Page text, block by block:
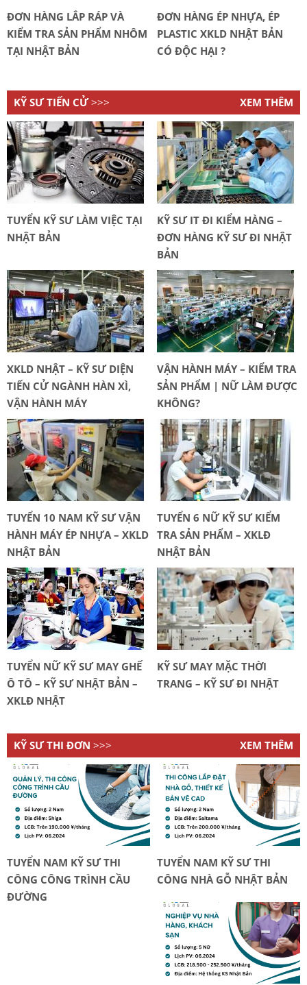
ĐƠN HÀNG LẮP RÁP VÀ
KIỂM TRA SẢN PHẨM NHÔM
TẠI NHẬT BẢN
ĐƠN HÀNG ÉP NHỰA, ÉP
PLASTIC XKLD NHẬT BẢN
CÓ ĐỘC HẠI ?
KỸ SƯ TIẾN CỬ>>> XEM THÊM
TUYỂN KỸ SƯ LÀM VIỆC TẠI
NHẬT BẢN
KỸ SƯ IT ĐI KIỂM HÀNG –
ĐƠN HÀNG KỸ SƯ ĐI NHẬT
BẢN
XKLD NHẬT – KỸ SƯ DIỆN
TIẾN CỬ NGÀNH HÀN XÌ,
VẬN HÀNH MÁY
VẬN HÀNH MÁY – KIỂM TRA
SẢN PHẨM | NỮ LÀM ĐƯỢC
KHÔNG?
TUYỂN 10 NAM KỸ SƯ VẬN
HÀNH MÁY ÉP NHỰA – XKLD
NHẬT BẢN
TUYỂN 6 NỮ KỸ SƯ KIỂM
TRA SẢN PHẨM – XKLĐ
NHẬT BẢN
TUYỂN NỮ KỸ SƯ MAY GHẾ
Ô TÔ – KỸ SƯ NHẬT BẢN –
XKLĐ NHẬT
KỸ SƯ MAY MẶC THỜI
TRANG – KỸ SƯ ĐI NHẬT
KỸ SƯ THI ĐƠN >>> XEM THÊM
TUYỂN NAM KỸ SƯ THI
CÔNG CÔNG TRÌNH CẦU
ĐƯỜNG
TUYỂN NAM KỸ SƯ THI
CÔNG NHÀ GỖ NHẬT BẢN